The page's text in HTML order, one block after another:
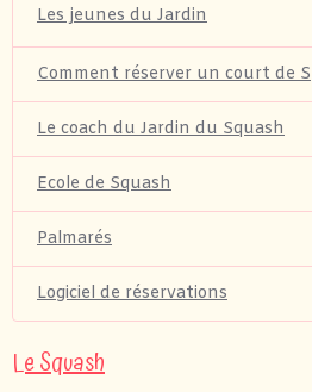
Les jeunes du Jardin
Comment réserver un court de S
Le coach du Jardin du Squash
Ecole de Squash
Palmarés
Logiciel de réservations
Le Squash